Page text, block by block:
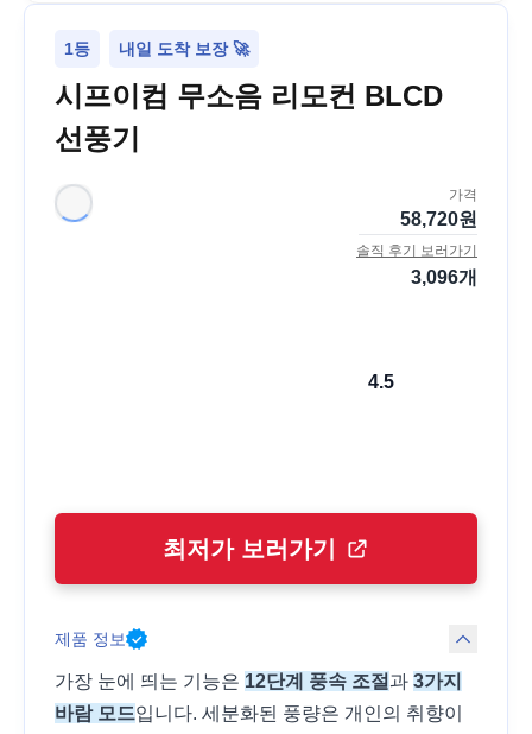
1등 내일 도착 보장 🚀
시프이컴 무소음 리모컨 BLCD
선풍기
가격
58,720원
솔직 후기 보러가기
3,096개
4.5
최저가 보러가기
제품 정보
가장 눈에 띄는 기능은 12단계 풍속 조절 과 3가지
바람 모드입니다. 세분화된 풍량은 개인의 취향이